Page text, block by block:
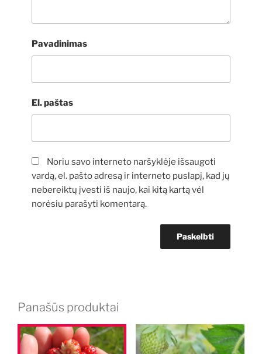
Pavadinimas
El. paštas
Noriu savo interneto naršyklėje išsaugoti
vardą, el. pašto adresą ir interneto puslapį, kad jų
nebereiktų įvesti iš naujo, kai kitą kartą vėl
norėsiu parašyti komentarą.
Panašūs produktai